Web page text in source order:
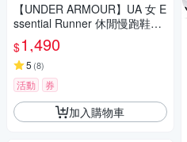
【UNDER ARMOUR】UA 女 E
ssential Runner 休閒慢跑鞋_3
028409-104
$1,490
5 (8)
活動 券
加入購物車